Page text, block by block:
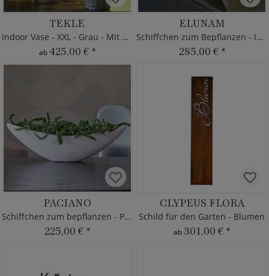
TEKLE
Indoor Vase - XXL - Grau - Mit Einsatz
ab 425,00 € *
ELUNAM
Schiffchen zum Bepflanzen - Indoor
285,00 € *
PACIANO
Schiffchen zum bepflanzen - Polystone
225,00 € *
CLYPEUS FLORA
Schild für den Garten - Blumen
ab 301,00 € *